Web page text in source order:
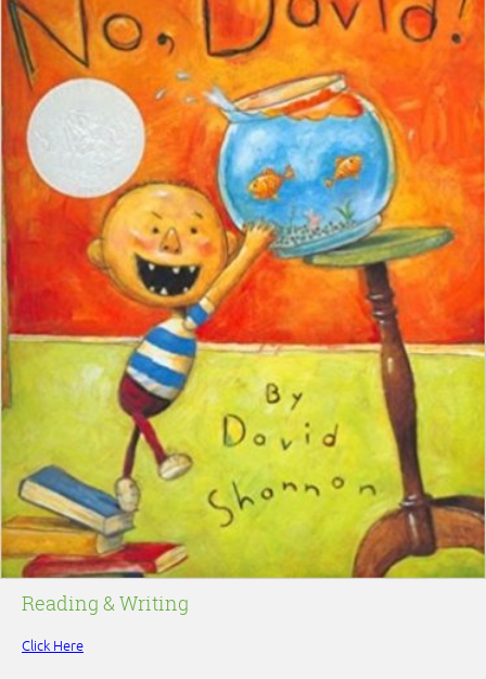
Reading & Writing
Click Here